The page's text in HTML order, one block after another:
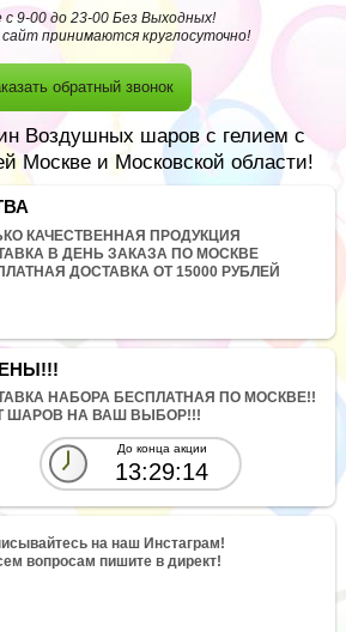
с 9-00 до 23-00 Без Выходных!
сайт принимаются круглосуточно!
обратный звонок
Воздушных шаров с гелием с
Москве и Московской области!
КАЧЕСТВЕННАЯ ПРОДУКЦИЯ
В ДЕНЬ ЗАКАЗА ПО МОСКВЕ
ДОСТАВКА ОТ 15000 РУБЛЕЙ
НАБОРА БЕСПЛАТНАЯ ПО МОСКВЕ!!
ШАРОВ НА ВАШ ВЫБОР!!!
До конца акции
13:29:14
на наш Инстаграм!
вопросам пишите в директ!